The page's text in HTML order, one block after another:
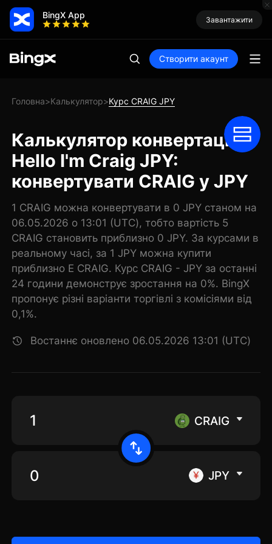
BingX App Завантажити
Створити акаунт
Головна>Калькулятор>Курс CRAIG JPY
Калькулятор конвертації
Hello I'm Craig JPY:
конвертувати CRAIG у JPY
1 CRAIG можна конвертувати в 0 JPY станом на
06.05.2026 о 13:01 (UTC), тобто вартість 5
CRAIG становить приблизно 0 JPY. За курсами в
реальному часі, за 1 JPY можна купити
приблизно E CRAIG. Курс CRAIG - JPY за останні
24 години демонструє зростання на 0%. BingX
пропонує різні варіанти торгівлі з комісіями від
0,1%.
Востаннє оновлено 06.05.2026 13:01 (UTC)
CRAIG
JPY